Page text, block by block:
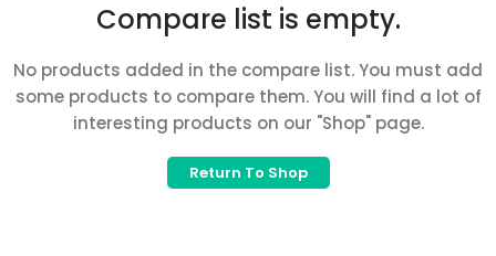
Compare list is empty.
No products added in the compare list. You must add
some products to compare them. You will find a lot of
interesting products on our "Shop" page.
Return To Shop